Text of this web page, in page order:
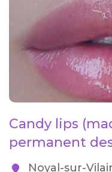
Candy lips
permanent
Noyal-sur-